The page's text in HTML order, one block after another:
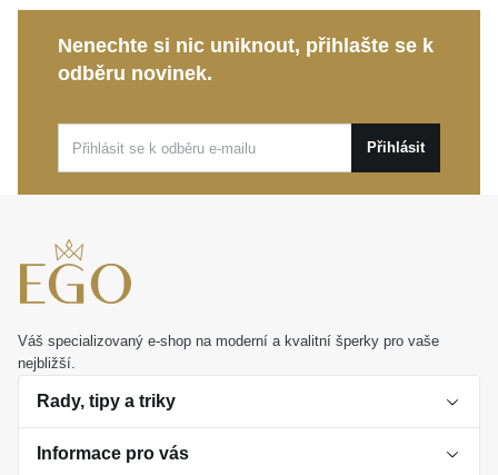
Nenechte si nic uniknout, přihlašte se k
odběru novinek.
Přihlásit
Váš specializovaný e-shop na moderní a kvalitní šperky pro vaše
nejbližší.
Rady, tipy a triky
O perlách
Informace pro vás